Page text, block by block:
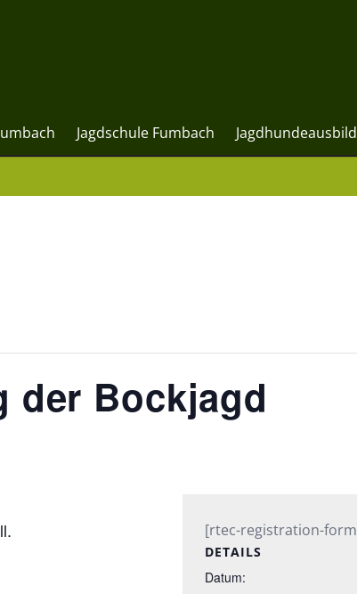
Jagdschule Fumbach
der Bockjagd
[rtec-registration-
DETAILS
Datum: